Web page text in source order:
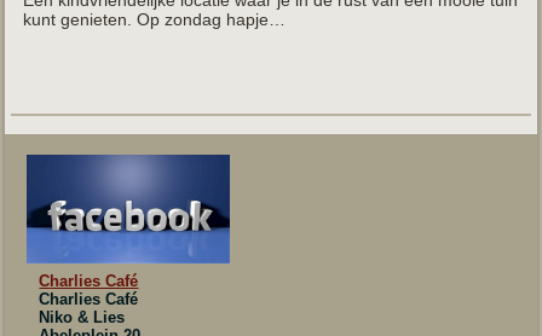
kunt genieten. Op zondag hapje…
Charlies Café
Charlies Café
Niko & Lies